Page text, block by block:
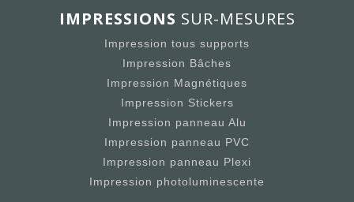
IMPRESSIONS SUR-MESURES
Impression tous supports
Impression Bâches
Impression Magnétiques
Impression Stickers
Impression panneau Alu
Impression panneau PVC
Impression panneau Plexi
Impression photoluminescente